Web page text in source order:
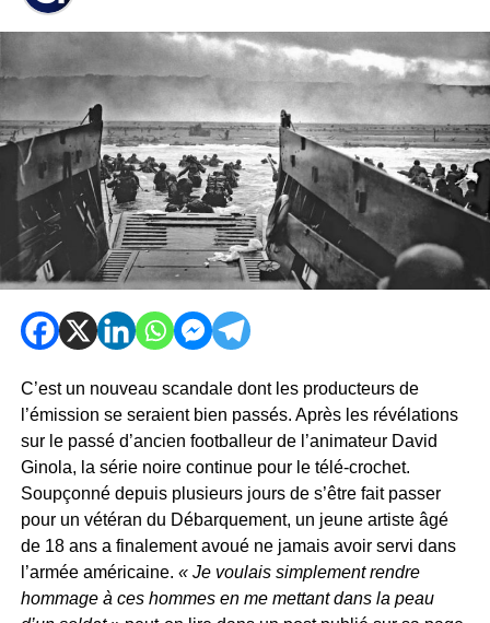
C’est un nouveau scandale dont les producteurs de
l’émission se seraient bien passés. Après les révélations
sur le passé d’ancien footballeur de l’animateur David
Ginola, la série noire continue pour le télé-crochet.
Soupçonné depuis plusieurs jours de s’être fait passer
pour un vétéran du Débarquement, un jeune artiste âgé
de 18 ans a finalement avoué ne jamais avoir servi dans
l’armée américaine. « Je voulais simplement rendre
hommage à ces hommes en me mettant dans la peau